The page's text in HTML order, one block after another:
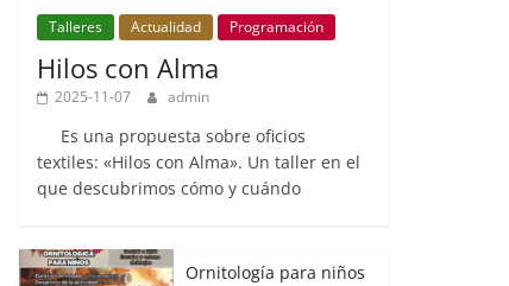
Talleres Actualidad Programación
Hilos con Alma
2025-11-07 admin
Es una propuesta sobre oficios
textiles: «Hilos con Alma». Un taller en el
que descubrimos cómo y cuándo
Ornitología para niños